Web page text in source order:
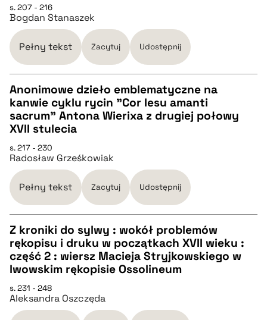
pobierz cytat
BIBTEX
pobierz cytat
s. 207 - 216
Bogdan Stanaszek
Pełny tekst Zacytuj Udostępnij
CZYSTY TEKST
pobierz cytat
BIBTEX
pobierz cytat
Anonimowe dzieło emblematyczne na
kanwie cyklu rycin "Cor Iesu amanti
sacrum" Antona Wierixa z drugiej połowy
XVII stulecia
s. 217 - 230
Radosław Grześkowiak
Pełny tekst Zacytuj Udostępnij
CZYSTY TEKST
pobierz cytat
Z kroniki do sylwy : wokół problemów
rękopisu i druku w początkach XVII wieku :
część 2 : wiersz Macieja Stryjkowskiego w
lwowskim rękopisie Ossolineum
s. 231 - 248
Aleksandra Oszczęda